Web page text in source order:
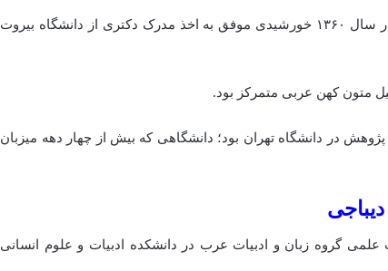
وی برای ادامه تحصیلات عالی راهی خارج از کشور شد و در سال ۱۳۶۰ خورشیدی موفق به اخذ مدرک دکتری از دانشگاه بیروت
متون کهن عربی متمرکز بود.
پژوهش در دانشگاه تهران بود؛ دانشگاهی که بیش از چهار دهه میزبان
گروه زبان و ادبیات عرب در دانشکده ادبیات و علوم انسانی